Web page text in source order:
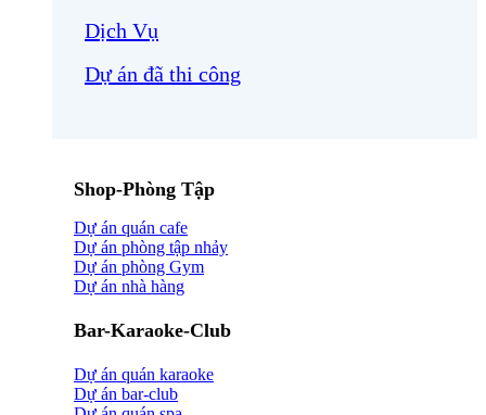
Dịch Vụ
Dự án đã thi công
Shop-Phòng Tập
Dự án quán cafe
Dự án phòng tập nhảy
Dự án phòng Gym
Dự án nhà hàng
Bar-Karaoke-Club
Dự án quán karaoke
Dự án bar-club